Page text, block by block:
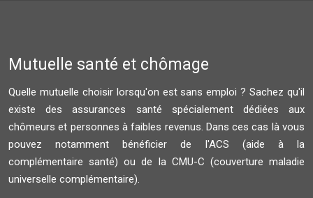
Mutuelle santé et chômage
Quelle mutuelle choisir lorsqu'on est sans emploi ? Sachez qu'il
existe des assurances santé spécialement dédiées aux
chômeurs et personnes à faibles revenus. Dans ces cas là vous
pouvez notamment bénéficier de l'ACS (aide à la
complémentaire santé) ou de la CMU-C (couverture maladie
universelle complémentaire).